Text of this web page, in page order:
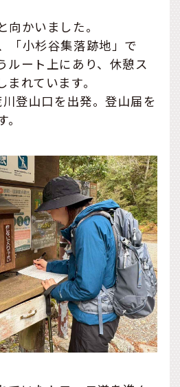
向かいました。
「小杉谷集落跡地」で
ルート上にあり、休憩ス
れています。
登山口を出発。登山届を